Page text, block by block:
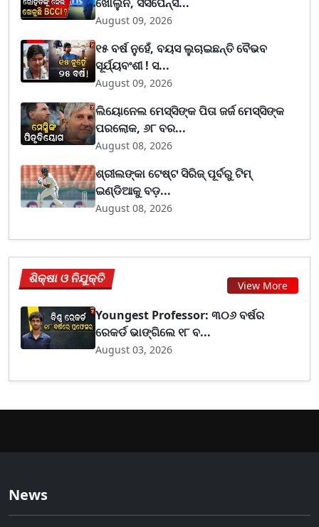
ଖୋଲୁନି, ସସପେନ୍ସ...
August 09, 2026
୧୫ ବର୍ଷ ନୁହେଁ, ବୟସ ଲୁଚାଇଛନ୍ତି ବୈଭବ
ସୂର୍ଯ୍ୟବଂଶୀ ! ସ...
August 09, 2026
ଲିୟୋନେଲ ମେସ୍ସିଙ୍କ ପିତା ଜର୍ଜ ମେସ୍ସିଙ୍କ
ପରଲୋକ, ୬୮ ବର...
August 08, 2026
ଶ୍ରୀଲଙ୍କା ଟେଷ୍ଟ ସିରିଜ୍‌ ପୂର୍ବରୁ ଟିମ୍‌
ଇଣ୍ଡିଆକୁ ବଡ଼...
August 08, 2026
ଶିକ୍ଷା ଓ ନିଯୁକ୍ତି View More
Youngest Professor: ୩୦୬ ବର୍ଷର
ରେକର୍ଡ ଭାଙ୍ଗିଲେ ୧୮ ବ...
August 03, 2026
News